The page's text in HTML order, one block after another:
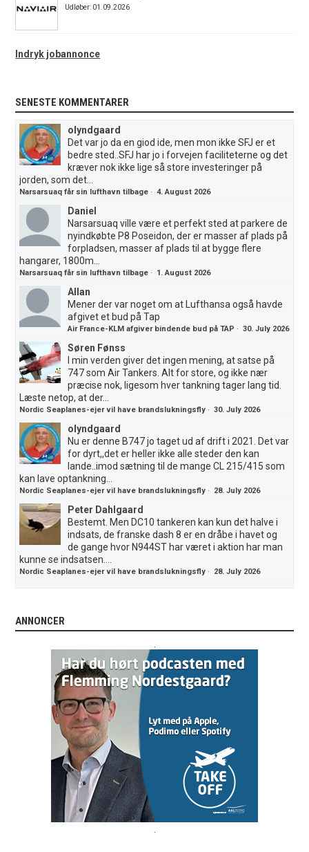
Udløber: 01.09.2026
Indryk jobannonce
SENESTE KOMMENTARER
olyndgaard
Det var jo da en giod ide, men mon ikke SFJ er et
bedre sted..SFJ har jo i forvejen faciliteterne og det
kræver nok ikke lige så store investeringer på
jorden, som det...
Narsarsuaq får sin lufthavn tilbage ·4. August 2026
Daniel
Narsarsuaq ville være et perfekt sted at parkere de
nyindkøbte P8 Poseidon, der er masser af plads på
forpladsen, masser af plads til at bygge flere
hangarer, 1800m...
Narsarsuaq får sin lufthavn tilbage · 1. August 2026
Allan
Mener der var noget om at Lufthansa også havde
afgivet et bud på Tap
Air France-KLM afgiver bindende bud på TAP ·30. July 2026
Søren Fønss
I min verden giver det ingen mening, at satse på
747 som Air Tankers. Alt for store, og ikke nær
præcise nok, ligesom hver tankning tager lang tid.
Læste netop, at der...
Nordic Seaplanes-ejer vil have brandslukningsfly ·30. July 2026
olyndgaard
Nu er denne B747 jo taget ud af drift i 2021. Det var
for dyrt,,det er heller ikke alle steder den kan
lande..imod sætning til de mange CL 215/415 som
kan lave optankning...
Nordic Seaplanes-ejer vil have brandslukningsfly · 28. July 2026
Peter Dahlgaard
Bestemt. Men DC10 tankeren kan kun det halve i
indsats, de franske dash 8 er en dråbe i havet og
de gange hvor N944ST har været i aktion har man
kunne se indsatsen....
Nordic Seaplanes-ejer vil have brandslukningsfly · 28. July 2026
ANNONCER